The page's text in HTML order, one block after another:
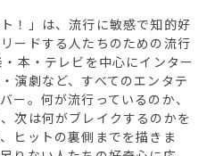
！」は、流行に敏感で知的好
ードする人たちのための流行
本・テレビを中心にインター
演劇など、すべてのエンタテ
ー。何が流行っているのか、
次は何がブレイクするのかを
ヒットの裏側までを描きま